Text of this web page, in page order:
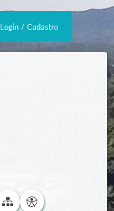
Login / Cadastro